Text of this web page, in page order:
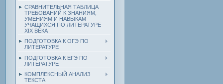
СРАВНИТЕЛЬНАЯ ТАБЛИЦА
ТРЕБОВАНИЙ К ЗНАНИЯМ,
УМЕНИЯМ И НАВЫКАМ
УЧАЩИХСЯ ПО ЛИТЕРАТУРЕ
ХIХ ВЕКА
ПОДГОТОВКА К ОГЭ ПО
ЛИТЕРАТУРЕ
ПОДГОТОВКА К ЕГЭ ПО
ЛИТЕРАТУРЕ
КОМПЛЕКСНЫЙ АНАЛИЗ
ТЕКСТА